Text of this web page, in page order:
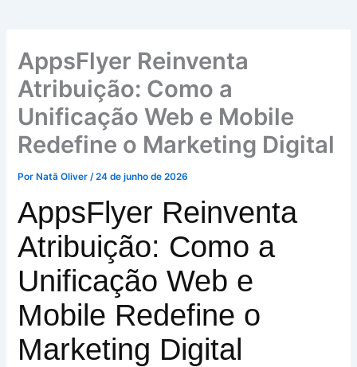
AppsFlyer Reinventa
Atribuição: Como a
Unificação Web e Mobile
Redefine o Marketing Digital
Por Natã Oliver/24 de junho de 2026
AppsFlyer Reinventa
Atribuição: Como a
Unificação Web e
Mobile Redefine o
Marketing Digital